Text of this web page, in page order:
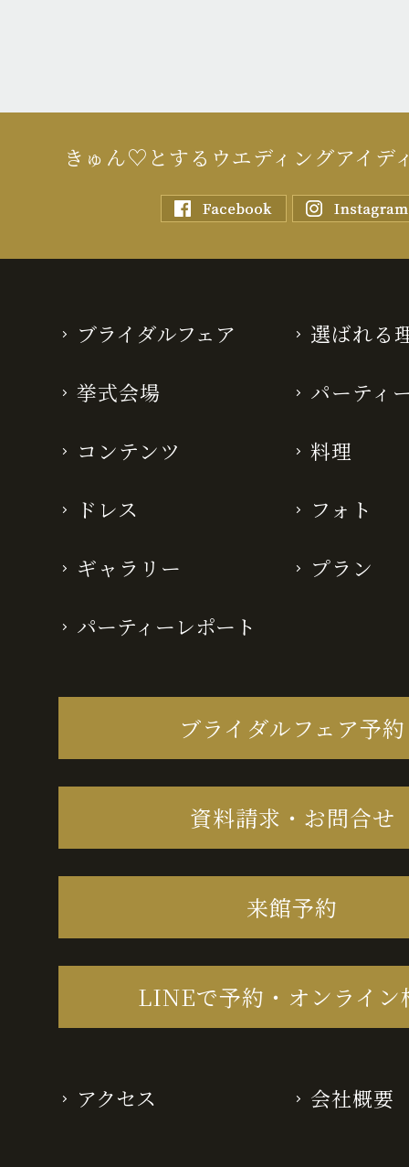
きゅん♡とするウエディングアイデ
ブライダルフェア 選ばれる
挙式会場 パーティ
コンテンツ 料理
ドレス フォト
ギャラリー プラン
パーティーレポート
ブライダルフェア予約
資料請求・お問合せ
来館予約
LINEで予約・オンライン
アクセス 会社概要